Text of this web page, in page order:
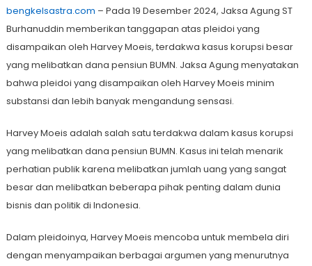
bengkelsastra.com – Pada 19 Desember 2024, Jaksa Agung ST
Burhanuddin memberikan tanggapan atas pleidoi yang
disampaikan oleh Harvey Moeis, terdakwa kasus korupsi besar
yang melibatkan dana pensiun BUMN. Jaksa Agung menyatakan
bahwa pleidoi yang disampaikan oleh Harvey Moeis minim
substansi dan lebih banyak mengandung sensasi.
Harvey Moeis adalah salah satu terdakwa dalam kasus korupsi
yang melibatkan dana pensiun BUMN. Kasus ini telah menarik
perhatian publik karena melibatkan jumlah uang yang sangat
besar dan melibatkan beberapa pihak penting dalam dunia
bisnis dan politik di Indonesia.
Dalam pleidoinya, Harvey Moeis mencoba untuk membela diri
dengan menyampaikan berbagai argumen yang menurutnya